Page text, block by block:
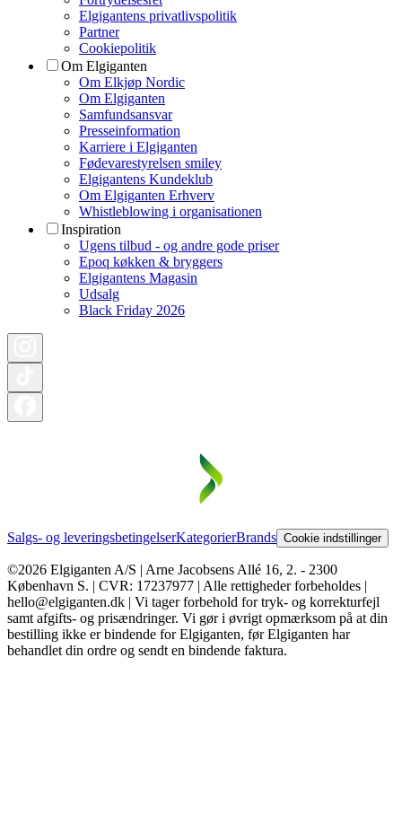
Elgigantens privatlivspolitik
Partner
Cookiepolitik
Om Elgiganten
Om Elkjøp Nordic
Om Elgiganten
Samfundsansvar
Presseinformation
Karriere i Elgiganten
Fødevarestyrelsen smiley
Elgigantens Kundeklub
Om Elgiganten Erhverv
Whistleblowing i organisationen
Inspiration
Ugens tilbud - og andre gode priser
Epoq køkken & bryggers
Elgigantens Magasin
Udsalg
Black Friday 2026
Salgs- og leveringsbetingelserKategorierBrands Cookie indstillinger
©2026 Elgiganten A/S | Arne Jacobsens Allé 16, 2. - 2300
København S. | CVR: 17237977 | Alle rettigheder forbeholdes |
hello@elgiganten.dk | Vi tager forbehold for tryk- og korrekturfejl
samt afgifts- og prisændringer. Vi gør i øvrigt opmærksom på at din
bestilling ikke er bindende for Elgiganten, før Elgiganten har
behandlet din ordre og sendt en bindende faktura.